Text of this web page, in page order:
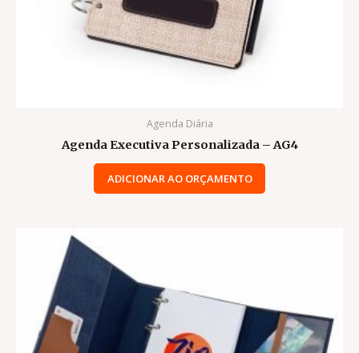
Agenda Diária
Agenda Executiva Personalizada – AG4
ADICIONAR AO ORÇAMENTO